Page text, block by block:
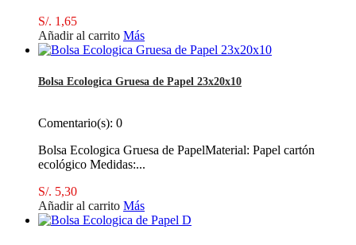
S/. 1,65
Añadir al carrito Más
Bolsa Ecologica Gruesa de Papel 23x20x10
Comentario(s): 0
Bolsa Ecologica Gruesa de PapelMaterial: Papel cartón
ecológico Medidas:...
S/. 5,30
Añadir al carrito Más